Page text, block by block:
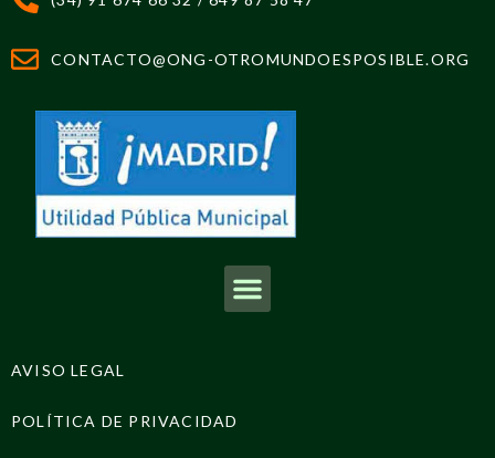
CONTACTO@ONG-OTROMUNDOESPOSIBLE.ORG
AVISO LEGAL
POLÍTICA DE PRIVACIDAD